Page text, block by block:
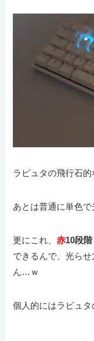
ラピュタの飛行石的
あとは普通に単色で
更にこれ、赤10段
できるんで、光ら
ん…ｗ
個人的にはラピュタ